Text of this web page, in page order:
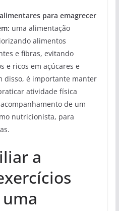
para emagrecer
uma alimentação
alimentos
e fibras, evitando
e ricos em açúcares e
disso, é importante manter
atividade física
de um
nutricionista, para
a